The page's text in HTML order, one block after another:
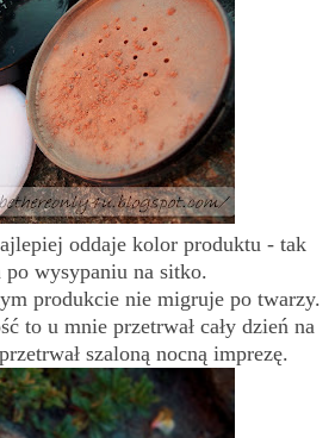
oddaje kolor produktu - tak
po wysypaniu na sitko.
produkcie nie migruje po twarzy.
to u mnie przetrwał cały dzień na
szaloną nocną imprezę.